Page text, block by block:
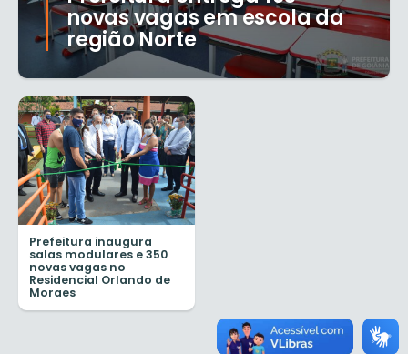
novas vagas em escola da
região Norte
Prefeitura inaugura
salas modulares e 350
novas vagas no
Residencial Orlando de
Moraes